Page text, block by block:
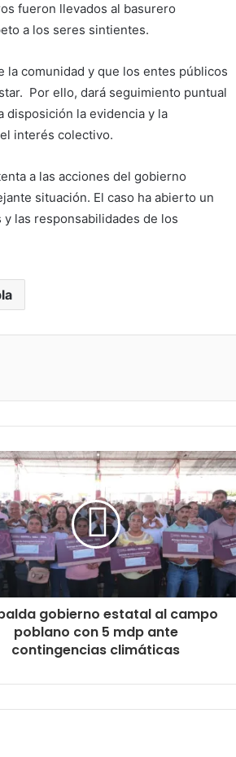
fueron llevados al basurero
a los seres sintientes.
comunidad y que los entes públicos
Por ello, dará seguimiento puntual
disposición la evidencia y la
interés colectivo.
a las acciones del gobierno
situación. El caso ha abierto un
las responsabilidades de los
gobierno estatal al campo
poblano con 5 mdp ante
contingencias climáticas